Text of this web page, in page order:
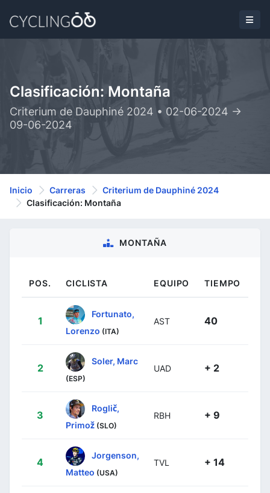
Clasificación: Montaña
Criterium de Dauphiné 2024 • 02-06-2024 ->
09-06-2024
Inicio Carreras
Criterium de Dauphiné 2024
Clasificación: Montaña
MONTAÑA
POS. CICLISTA EQUIPO TIEMPO
1
Fortunato,
Lorenzo (ITA)
AST 40
2
Soler, Marc
(ESP)
UAD + 2
3
Roglič,
Primož (SLO)
RBH + 9
4
Jorgenson,
Matteo (USA)
TVL + 14